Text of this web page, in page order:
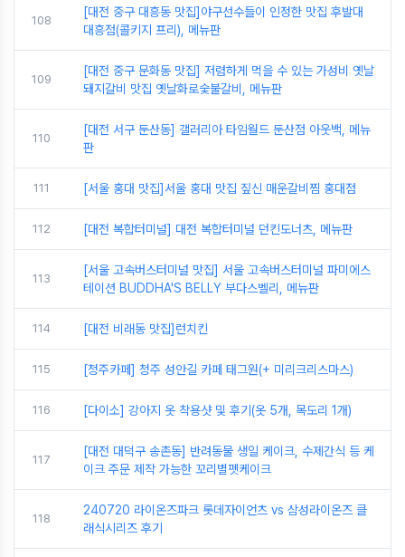
108
[대전 중구 대흥동 맛집]야구선수들이 인정한 맛집 후발대
대흥점(콜키지 프리), 메뉴판
109
[대전 중구 문화동 맛집] 저렴하게 먹을 수 있는 가성비 옛날
돼지갈비 맛집 옛날화로숯불갈비, 메뉴판
110
[대전 서구 둔산동] 갤러리아 타임월드 둔산점 아웃백, 메뉴
판
111 [서울 홍대 맛집]서울 홍대 맛집 짚신 매운갈비찜 홍대점
112 [대전 복합터미널] 대전 복합터미널 던킨도너츠, 메뉴판
113
[서울 고속버스터미널 맛집] 서울 고속버스터미널 파미에스
테이션 BUDDHA'S BELLY 부다스벨리, 메뉴판
114 [대전 비래동 맛집]런치킨
115 [청주카페] 청주 성안길 카페 태그원(+ 미리크리스마스)
116 [다이소] 강아지 옷 착용샷 및 후기(옷 5개, 목도리 1개)
117
[대전 대덕구 송촌동] 반려동물 생일 케이크, 수제간식 등 케
이크 주문 제작 가능한 꼬리별펫케이크
118
240720 라이온즈파크 롯데자이언츠 vs 삼성라이온즈 클
래식시리즈 후기